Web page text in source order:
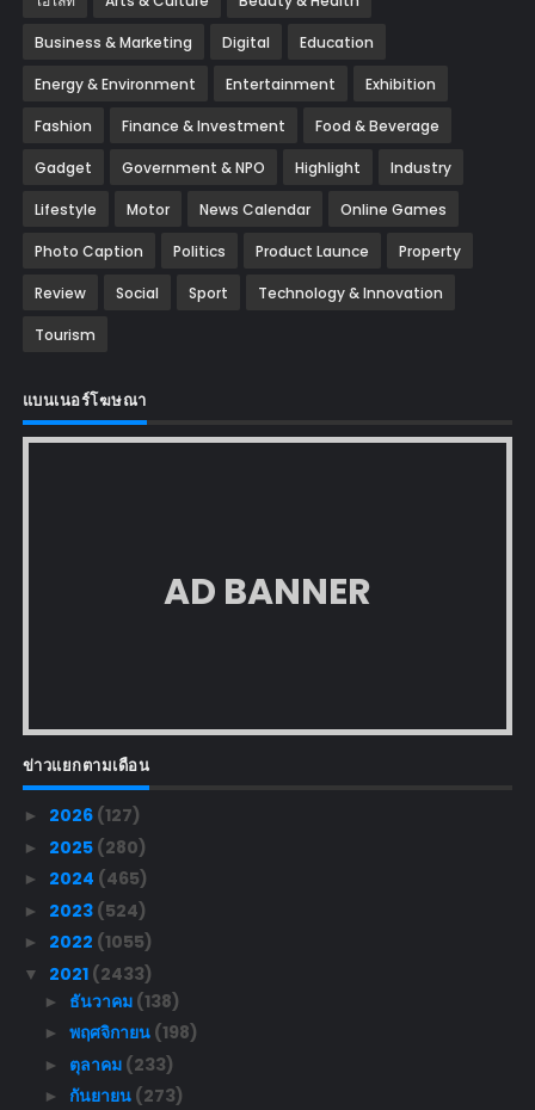
Business & Marketing Digital Education
Energy & Environment Entertainment Exhibition
Fashion Finance & Investment Food & Beverage
Gadget Government & NPO Highlight Industry
Lifestyle Motor News Calendar Online Games
Photo Caption Politics Product Launce Property
Review Social Sport Technology & Innovation
Tourism
แบนเนอร์โฆษณา
AD BANNER
ข่าวแยกตามเดือน
► 2026 (127)
► 2025 (280)
► 2024 (465)
► 2023 (524)
► 2022 (1055)
▼ 2021 (2433)
► ธันวาคม (138)
► พฤศจิกายน (198)
► ตุลาคม (233)
► กันยายน (273)